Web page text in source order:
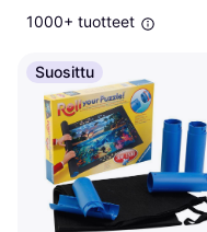
1000+ tuotteet
Suosittu